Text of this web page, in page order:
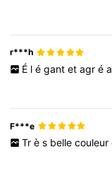
r***h
É l é gant et agr é
F***e
Tr è s belle couleur